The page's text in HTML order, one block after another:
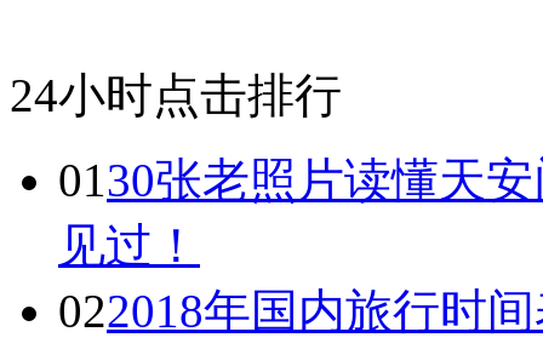
24小时点击排行
0130张老照片读懂天
见过！
022018年国内旅行时